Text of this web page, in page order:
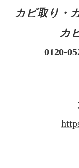
カビ取り・
カ
0120-